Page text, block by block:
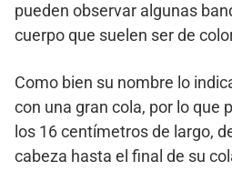
pueden observar algunas
cuerpo que suelen ser de
Como bien su nombre lo
con una gran cola, por lo que
los 16 centímetros de largo,
cabeza hasta el final de su